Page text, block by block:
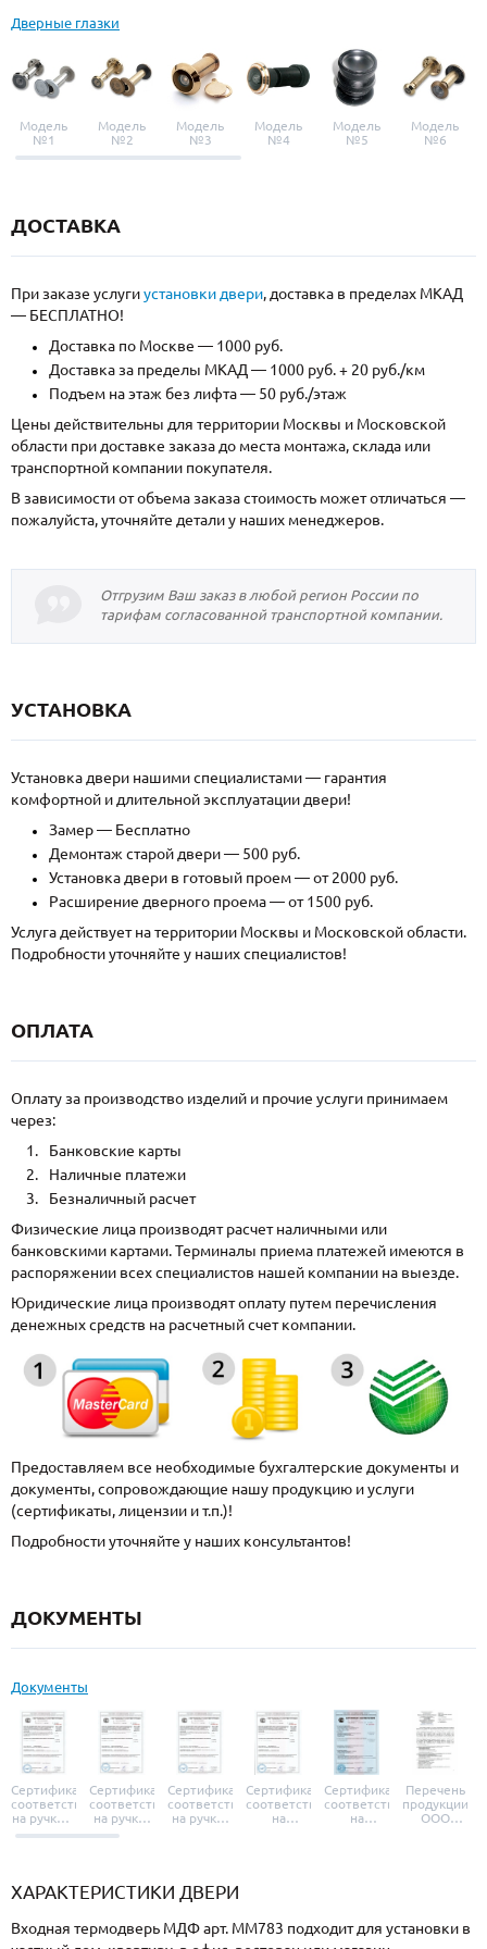
Дверные глазки
Модель
№1
Модель
№2
Модель
№3
Модель
№4
Модель
№5
Модель
№6
ДОСТАВКА
При заказе услугиустановки двери, доставка в пределах МКАД
— БЕСПЛАТНО!
Доставка по Москве — 1000 руб.
Доставка за пределы МКАД — 1000 руб. + 20 руб./км
Подъем на этаж без лифта — 50 руб./этаж
Цены действительны для территории Москвы и Московской
области при доставке заказа до места монтажа, склада или
транспортной компании покупателя.
В зависимости от объема заказа стоимость может отличаться —
пожалуйста, уточняйте детали у наших менеджеров.
Отгрузим Ваш заказ в любой регион России по
тарифам согласованной транспортной компании.
УСТАНОВКА
Установка двери нашими специалистами — гарантия
комфортной и длительной эксплуатации двери!
Замер — Бесплатно
Демонтаж старой двери — 500 руб.
Установка двери в готовый проем — от 2000 руб.
Расширение дверного проема — от 1500 руб.
Услуга действует на территории Москвы и Московской области.
Подробности уточняйте у наших специалистов!
ОПЛАТА
Оплату за производство изделий и прочие услуги принимаем
через:
Банковские карты
Наличные платежи
Безналичный расчет
Физические лица производят расчет наличными или
банковскими картами. Терминалы приема платежей имеются в
распоряжении всех специалистов нашей компании на выезде.
Юридические лица производят оплату путем перечисления
денежных средств на расчетный счет компании.
Предоставляем все необходимые бухгалтерские документы и
документы, сопровождающие нашу продукцию и услуги
(сертификаты, лицензии и т.п.)!
Подробности уточняйте у наших консультантов!
ДОКУМЕНТЫ
Документы
Сертификат
соответствия
на ручки и
броненакладки
Сертификат
соответствия
на ручки-
защелки
Сертификат
соответствия
на ручки-
Сертификат
соответствия
на
Сертификат
соответствия
на
Перечень
продукции
ООО
ХАРАКТЕРИСТИКИ ДВЕРИ
Входная термодверь МДФ арт. ММ783 подходит для установки в